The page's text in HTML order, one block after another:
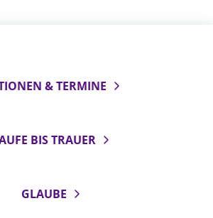
& TERMINE
BIS TRAUER
GLAUBE